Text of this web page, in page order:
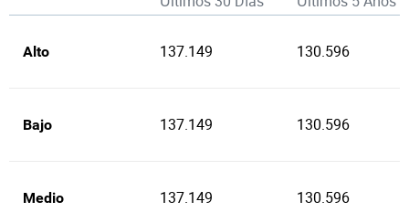
Alto 137.149 130.596
Bajo 137.149 130.596
Medio 137.149 130.596